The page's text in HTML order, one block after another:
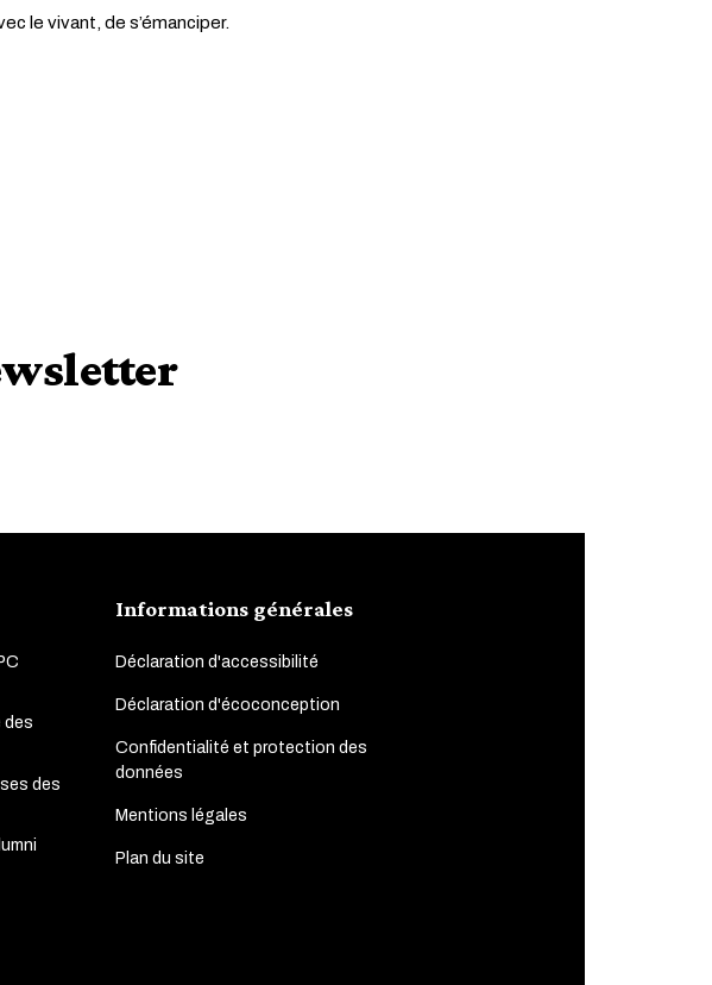
le vivant, de s’émanciper.
des
des
Informations générales
Déclaration d'accessibilité
Déclaration d'écoconception
Confidentialité et protection des
données
Mentions légales
Plan du site